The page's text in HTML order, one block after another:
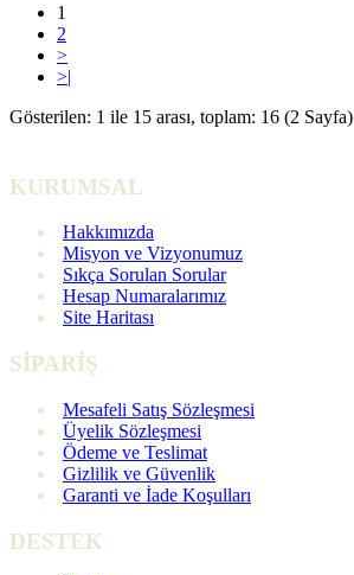
1
2
>
>|
Gösterilen: 1 ile 15 arası, toplam: 16 (2 Sayfa)
KURUMSAL
Hakkımızda
Misyon ve Vizyonumuz
Sıkça Sorulan Sorular
Hesap Numaralarımız
Site Haritası
SİPARİŞ
Mesafeli Satış Sözleşmesi
Üyelik Sözleşmesi
Ödeme ve Teslimat
Gizlilik ve Güvenlik
Garanti ve İade Koşulları
DESTEK